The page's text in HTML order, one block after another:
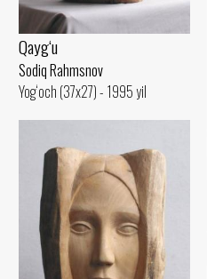
Qayg‘u
Sodiq Rahmsnov
Yog‘och (37x27) - 1995 yil